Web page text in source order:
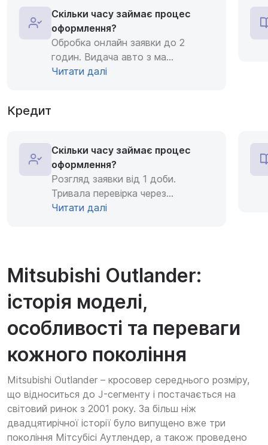
Скільки часу займає процес
оформлення?
Обробка онлайн заявки до 2
годин. Видача авто з ма...
Читати далі
Кредит
Скільки часу займає процес
оформлення?
Розгляд заявки від 1 доби.
Тривала перевірка через...
Читати далі
Mitsubishi Outlander:
історія моделі,
особливості та переваги
кожного покоління
Mitsubishi Outlander – кросовер середнього розміру,
що відноситься до J-сегменту і постачається на
світовий ринок з 2001 року. За більш ніж
двадцятирічної історії було випущено вже три
покоління Мітсубісі Аутлендер, а також проведено